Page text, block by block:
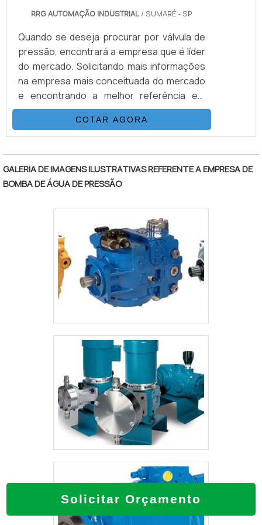
RRG AUTOMAÇÃO INDUSTRIAL / SUMARÉ - SP
Quando se deseja procurar por válvula de
pressão, encontrará a empresa que é líder
do mercado. Solicitando mais informações
na empresa mais conceituada do mercado
e encontrando a melhor referência em
qualidade. Quando o desejo é por válvula de
pressão, com a equipe da RRG Automação
Industrial alcançará proteção com
parcelamento em 3x sem juros.MAIS
INFORMAÇÕES INTERESSANTES SOBRE
VÁLVULA DE PRESSÃOHá muitas maneiras
excelência em sua área de atuação. A RRG
Automação Industrial objetiva seus
recursos em produzir um estrutura para os
parceiros com: Escritório de vendas e
projetos; Equipamentos de última
geração; Tecnologia de ponta. Tudo isso
para garantir que se tenha válvula de
importante buscar uma empresa que tenha
produtos e serviços com ótima qualidade e
eficiência, detalhes que passam
despercebidos e podem gerar prejuízo
futuros para os clientes.É por esta razão
que a RRG Automação Industrial é segura
quando se explora o segmento de
automação e manutenção hidráulica
industrial. O objetivo é disponibilizar
sempre a melhor opção para o cliente final.
profissionais com vasta experiência nas
diversas áreas de atuação que estão
COTAR AGORA
GALERIA DE IMAGENS ILUSTRATIVAS REFERENTE A EMPRESA DE
BOMBA DE ÁGUA DE PRESSÃO
Solicitar Orçamento